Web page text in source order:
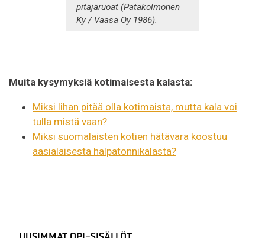
pitäjäruoat (Patakolmonen
Ky / Vaasa Oy 1986).
Muita kysymyksiä kotimaisesta kalasta:
Miksi lihan pitää olla kotimaista, mutta kala voi
tulla mistä vaan?
Miksi suomalaisten kotien hätävara koostuu
aasialaisesta halpatonnikalasta?